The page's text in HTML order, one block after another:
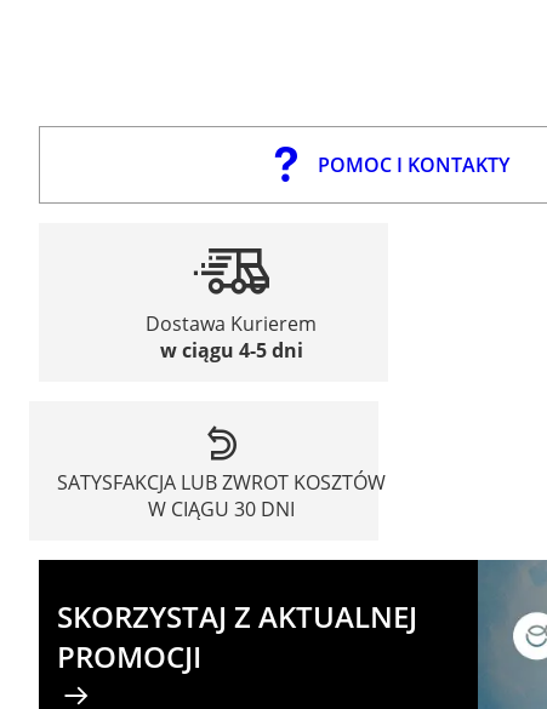
POMOC I KONTAKTY
Dostawa Kurierem
w ciągu 4-5 dni
SATYSFAKCJA LUB ZWROT KOSZTÓW
W CIĄGU 30 DNI
SKORZYSTAJ Z AKTUALNEJ
PROMOCJI